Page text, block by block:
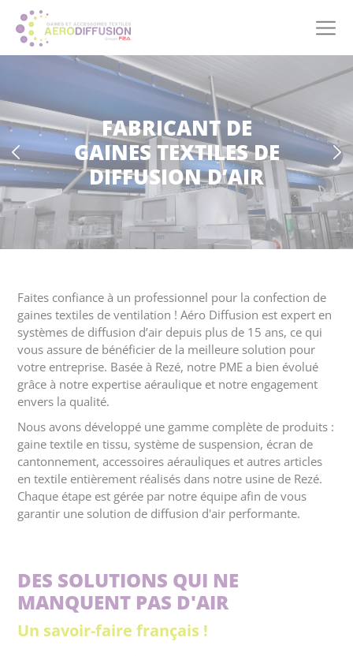
FABRICANT DE
GAINES TEXTILES DE
DIFFUSION D’AIR
Faites confiance à un professionnel pour la confection de
gaines textiles de ventilation ! Aéro Diffusion est expert en
systèmes de diffusion d’air depuis plus de 15 ans, ce qui
vous assure de bénéficier de la meilleure solution pour
votre entreprise. Basée à Rezé, notre PME a bien évolué
grâce à notre expertise aéraulique et notre engagement
envers la qualité.
Nous avons développé une gamme complète de produits :
gaine textile en tissu, système de suspension, écran de
cantonnement, accessoires aérauliques et autres articles
en textile entièrement réalisés dans notre usine de Rezé.
Chaque étape est gérée par notre équipe afin de vous
garantir une solution de diffusion d'air performante.
DES SOLUTIONS QUI NE
MANQUENT PAS D'AIR
Un savoir-faire français !
Panneau de gestion des cookies